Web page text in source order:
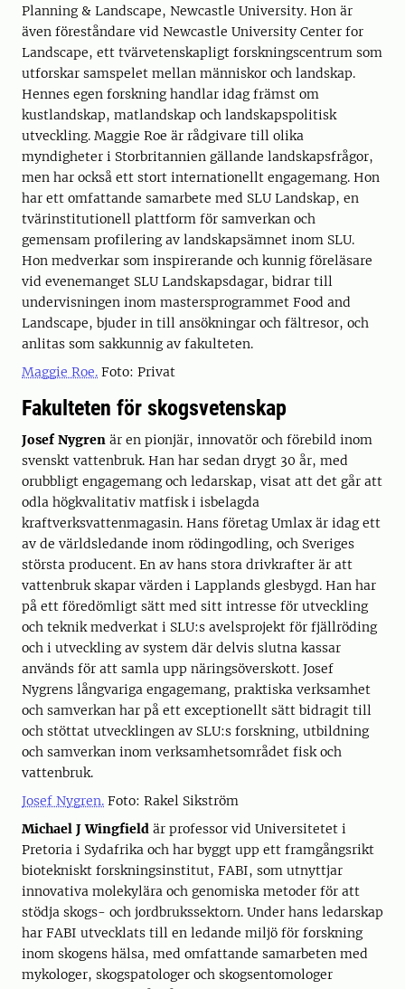
Planning & Landscape, Newcastle University. Hon är
även föreståndare vid Newcastle University Center for
Landscape, ett tvärvetenskapligt forskningscentrum som
utforskar samspelet mellan människor och landskap.
Hennes egen forskning handlar idag främst om
kustlandskap, matlandskap och landskapspolitisk
utveckling. Maggie Roe är rådgivare till olika
myndigheter i Storbritannien gällande landskapsfrågor,
men har också ett stort internationellt engagemang. Hon
har ett omfattande samarbete med SLU Landskap, en
tvärinstitutionell plattform för samverkan och
gemensam profilering av landskapsämnet inom SLU.
Hon medverkar som inspirerande och kunnig föreläsare
vid evenemanget SLU Landskapsdagar, bidrar till
undervisningen inom mastersprogrammet Food and
Landscape, bjuder in till ansökningar och fältresor, och
anlitas som sakkunnig av fakulteten.
Maggie Roe. Foto: Privat
Fakulteten för skogsvetenskap
Josef Nygren är en pionjär, innovatör och förebild inom
svenskt vattenbruk. Han har sedan drygt 30 år, med
orubbligt engagemang och ledarskap, visat att det går att
odla högkvalitativ matfisk i isbelagda
kraftverksvattenmagasin. Hans företag Umlax är idag ett
av de världsledande inom rödingodling, och Sveriges
största producent. En av hans stora drivkrafter är att
vattenbruk skapar värden i Lapplands glesbygd. Han har
på ett föredömligt sätt med sitt intresse för utveckling
och teknik medverkat i SLU:s avelsprojekt för fjällröding
och i utveckling av system där delvis slutna kassar
används för att samla upp näringsöverskott. Josef
Nygrens långvariga engagemang, praktiska verksamhet
och samverkan har på ett exceptionellt sätt bidragit till
och stöttat utvecklingen av SLU:s forskning, utbildning
och samverkan inom verksamhetsområdet fisk och
vattenbruk.
Josef Nygren. Foto: Rakel Sikström
Michael J Wingfield är professor vid Universitetet i
Pretoria i Sydafrika och har byggt upp ett framgångsrikt
biotekniskt forskningsinstitut, FABI, som utnyttjar
innovativa molekylära och genomiska metoder för att
stödja skogs- och jordbrukssektorn. Under hans ledarskap
har FABI utvecklats till en ledande miljö för forskning
inom skogens hälsa, med omfattande samarbeten med
mykologer, skogspatologer och skogsentomologer